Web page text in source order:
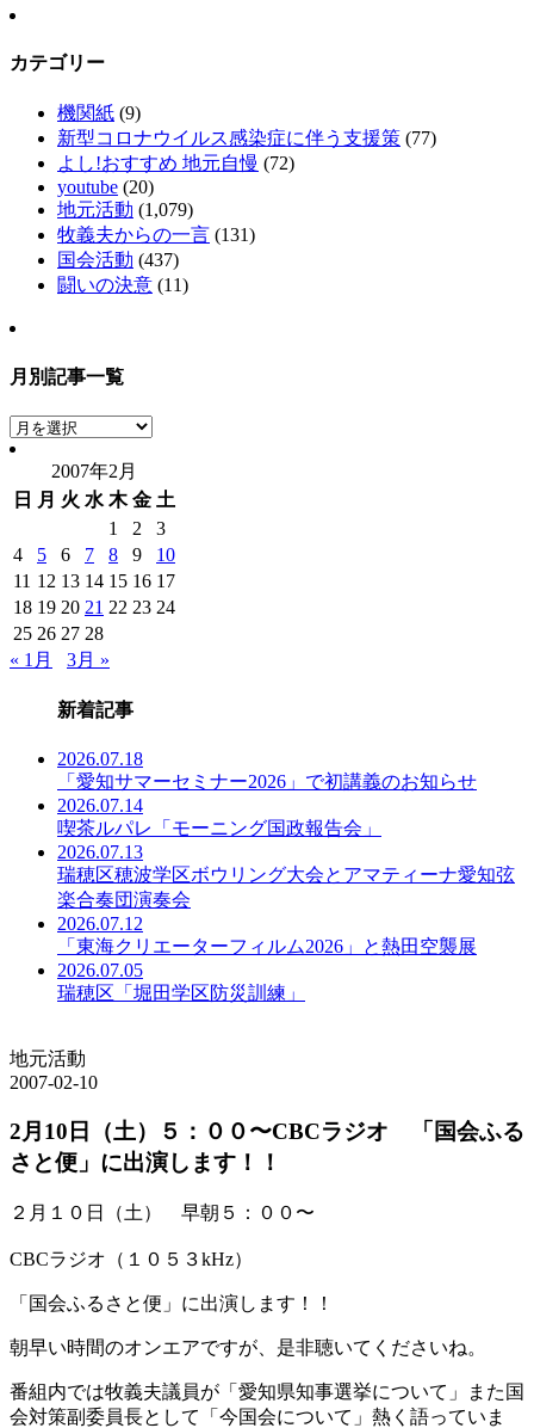
カテゴリー
機関紙 (9)
新型コロナウイルス感染症に伴う支援策 (77)
よし!おすすめ 地元自慢 (72)
youtube (20)
地元活動 (1,079)
牧義夫からの一言 (131)
国会活動 (437)
闘いの決意 (11)
月別記事一覧
月
別
事
覧
2007年2月
日
月 火 水 木 金 土
1
2
3
4
5 6 7 8 9
10
11 12 13 14 15 16 17
18 19 20 21 22 23 24
25 26 27 28
« 1月
3月 »
新着記事
2026.07.18
「愛知サマーセミナー2026」で初講義のお知らせ
2026.07.14
喫茶ルパレ「モーニング国政報告会」
2026.07.13
瑞穂区穂波学区ボウリング大会とアマティーナ愛知弦
楽合奏団演奏会
2026.07.12
「東海クリエーターフィルム2026」と熱田空襲展
2026.07.05
瑞穂区「堀田学区防災訓練」
地元活動
2007-02-10
2月10日（土）５：００〜CBCラジオ 「国会ふる
さと便」に出演します！！
２月１０日（土） 早朝５：００〜
CBCラジオ（１０５３kHz）
「国会ふるさと便」に出演します！！
朝早い時間のオンエアですが、是非聴いてくださいね。
番組内では牧義夫議員が「愛知県知事選挙について」また国
会対策副委員長として「今国会について」熱く語っていま